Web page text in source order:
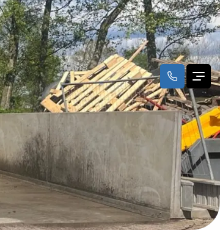
Grote levering CAPRI
hoogwerkers
Duitsland